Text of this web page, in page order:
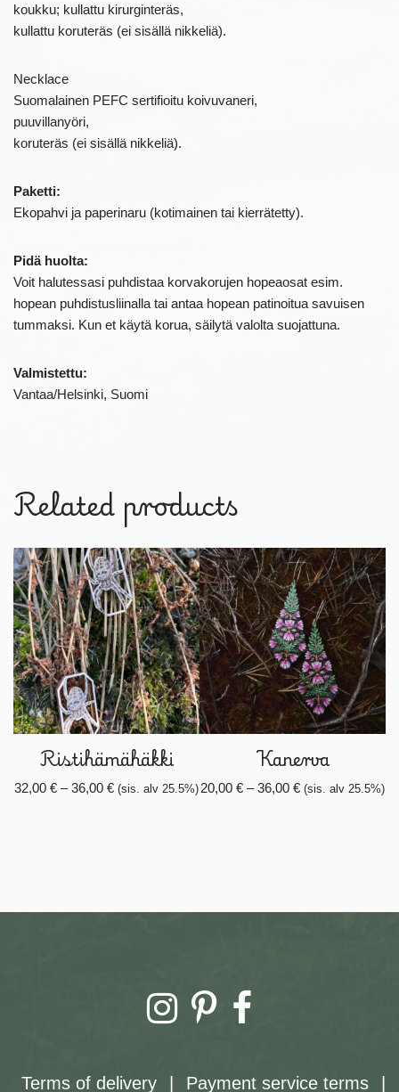
koukku; kullattu kirurginteräs,
kullattu koruteräs (ei sisällä nikkeliä).
Necklace
Suomalainen PEFC sertifioitu koivuvaneri,
puuvillanyöri,
koruteräs (ei sisällä nikkeliä).
Paketti:
Ekopahvi ja paperinaru (kotimainen tai kierrätetty).
Pidä huolta:
Voit halutessasi puhdistaa korvakorujen hopeaosat esim.
hopean puhdistusliinalla tai antaa hopean patinoitua savuisen
tummaksi. Kun et käytä korua, säilytä valolta suojattuna.
Valmistettu:
Vantaa/Helsinki, Suomi
Related products
Ristihämähäkki
32,00 € – 36,00 € (sis. alv 25.5%)
Kanerva
20,00 € – 36,00 € (sis. alv 25.5%)
Terms of delivery Payment service terms